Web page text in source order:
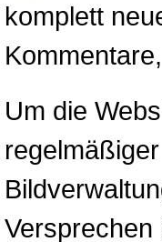
komplett
Um die